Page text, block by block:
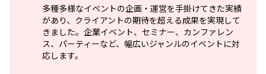
多種多様なイベントの企画・運営を手掛けてきた実績
があり、クライアントの期待を超える成果を実現して
きました。企業イベント、セミナー、カンファレン
ス、パーティーなど、幅広いジャンルのイベントに対
応します。